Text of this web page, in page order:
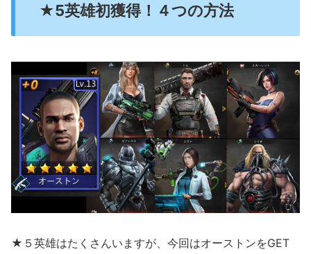
★5英雄初獲得！４つの方法
★５英雄はたくさんいますが、今回はオーストンをGET